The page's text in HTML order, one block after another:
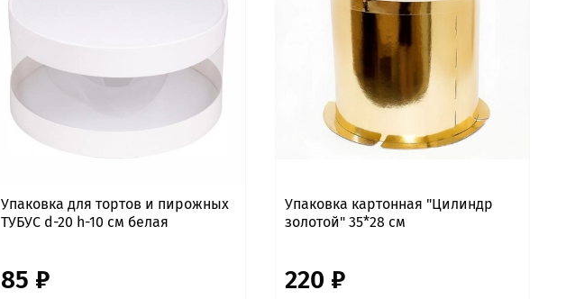
Упаковка для тортов и пирожных
ТУБУС d-20 h-10 см белая
85 ₽
Упаковка картонная "Цилиндр
золотой" 35*28 см
220 ₽